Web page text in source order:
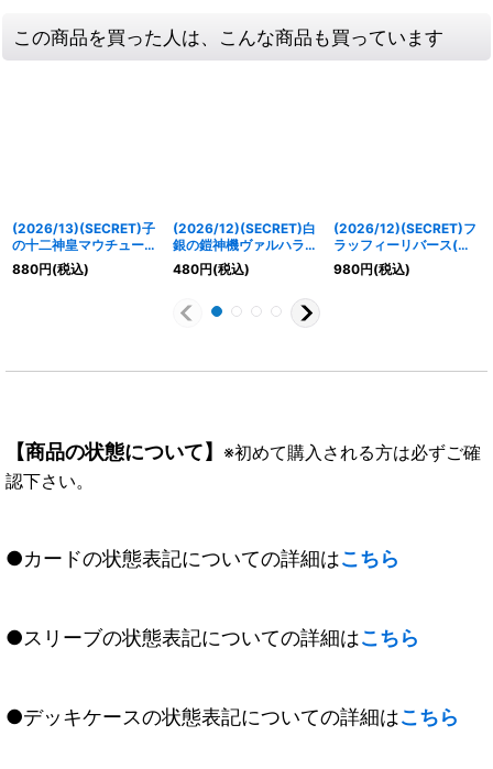
この商品を買った人は、こんな商品も買っています
(2026/13)(SECRET)子
の十二神皇マウチュー
X【X-SEC】{BS76-
X10}《黄》
880円(税込)
(2026/12)(SECRET)白
銀の鎧神機ヴァルハラン
ス【M-SEC】{BS75-
038}《白》
480円(税込)
(2026/12)(SECRET)フ
ラッフィーリバース(ユ
ムカアシュイラス
ト/BS76収録)【C-
980円(税込)
【商品の状態について】 ※初めて購入される方は必ずご確
認下さい。
●カードの状態表記についての詳細はこちら
●スリーブの状態表記についての詳細はこちら
●デッキケースの状態表記についての詳細はこちら